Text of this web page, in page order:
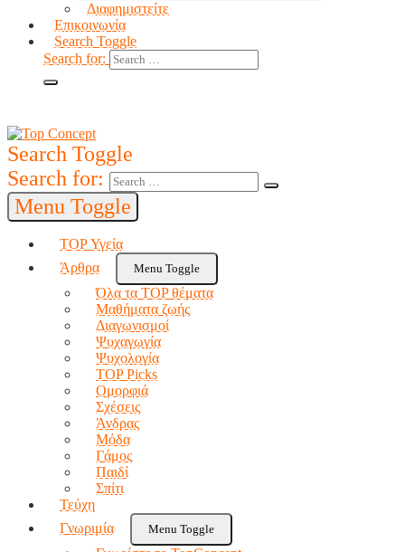
Διαφημιστείτε
Επικοινωνία
Search Toggle
Search for:
Search Toggle
Search for:
Menu Toggle
TOP Υγεία
Άρθρα
Menu Toggle
Όλα τα TOP θέματα
Μαθήματα ζωής
Διαγωνισμοί
Ψυχαγωγία
Ψυχολογία
TOP Picks
Ομορφιά
Σχέσεις
Άνδρας
Μόδα
Γάμος
Παιδί
Σπίτι
Τεύχη
Γνωριμία
Menu Toggle